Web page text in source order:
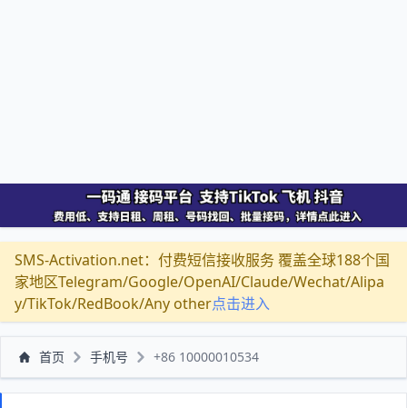
SMS-Activation.net：付费短信接收服务 覆盖全球188个国
家地区Telegram/Google/OpenAI/Claude/Wechat/Alipa
y/TikTok/RedBook/Any other点击进入
首页 手机号 +86 10000010534